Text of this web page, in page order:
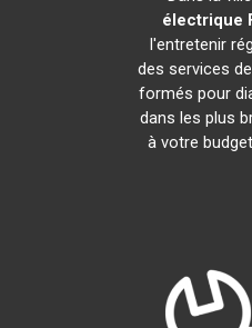
électrique
l'entretenir
des services
formés pour
dans les plus
à votre